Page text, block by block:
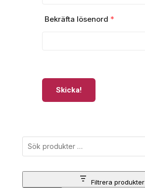
Bekräfta lösenord *
Skicka!
Filtrera produkter